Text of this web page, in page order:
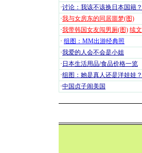
·讨论：我该不该换日本国籍？
·我与女房东的同居噩梦(图)
·我带韩国女友闯男厕(图) 续文
· 组图：MM出游经典照
·我爱的人会不会是小姐
· 日本生活用品/食品价格一览
·组图：她是真人还是洋娃娃？
·中国贞子闹美国